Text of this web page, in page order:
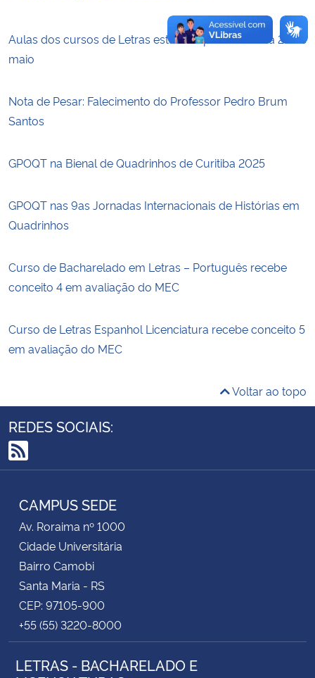
Aulas dos cursos de Letras estão suspensas no dia 25 de
maio
Nota de Pesar: Falecimento do Professor Pedro Brum
Santos
GPOQT na Bienal de Quadrinhos de Curitiba 2025
GPOQT nas 9as Jornadas Internacionais de Histórias em
Quadrinhos
Curso de Bacharelado em Letras – Português recebe
conceito 4 em avaliação do MEC
Curso de Letras Espanhol Licenciatura recebe conceito 5
em avaliação do MEC
Voltar ao topo
REDES SOCIAIS:
RSS
CAMPUS SEDE
Av. Roraima nº 1000
Cidade Universitária
Bairro Camobi
Santa Maria - RS
CEP: 97105-900
+55 (55) 3220-8000
LETRAS - BACHARELADO E